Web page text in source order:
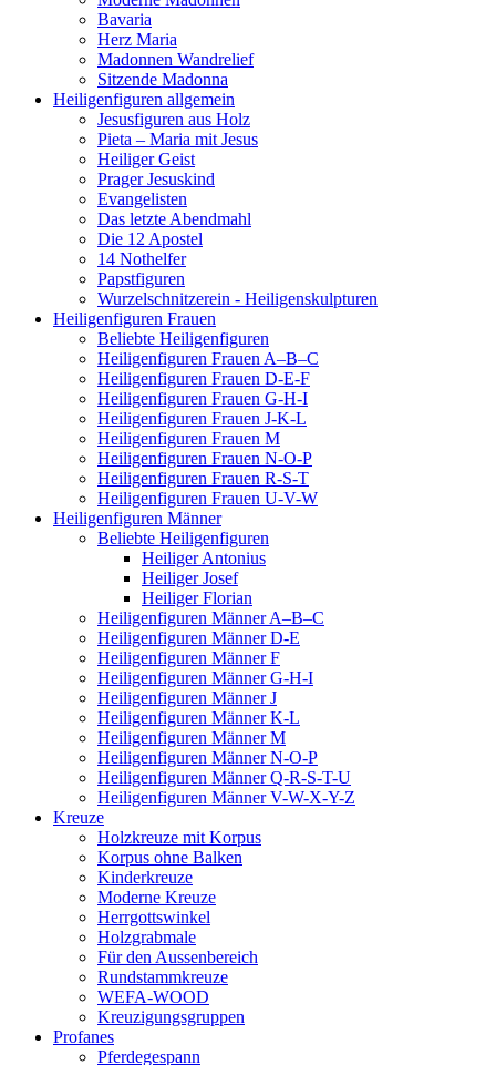
Bavaria
Herz Maria
Madonnen Wandrelief
Sitzende Madonna
Heiligenfiguren allgemein
Jesusfiguren aus Holz
Pieta – Maria mit Jesus
Heiliger Geist
Prager Jesuskind
Evangelisten
Das letzte Abendmahl
Die 12 Apostel
14 Nothelfer
Papstfiguren
Wurzelschnitzerein - Heiligenskulpturen
Heiligenfiguren Frauen
Beliebte Heiligenfiguren
Heiligenfiguren Frauen A–B–C
Heiligenfiguren Frauen D-E-F
Heiligenfiguren Frauen G-H-I
Heiligenfiguren Frauen J-K-L
Heiligenfiguren Frauen M
Heiligenfiguren Frauen N-O-P
Heiligenfiguren Frauen R-S-T
Heiligenfiguren Frauen U-V-W
Heiligenfiguren Männer
Beliebte Heiligenfiguren
Heiliger Antonius
Heiliger Josef
Heiliger Florian
Heiligenfiguren Männer A–B–C
Heiligenfiguren Männer D-E
Heiligenfiguren Männer F
Heiligenfiguren Männer G-H-I
Heiligenfiguren Männer J
Heiligenfiguren Männer K-L
Heiligenfiguren Männer M
Heiligenfiguren Männer N-O-P
Heiligenfiguren Männer Q-R-S-T-U
Heiligenfiguren Männer V-W-X-Y-Z
Kreuze
Holzkreuze mit Korpus
Korpus ohne Balken
Kinderkreuze
Moderne Kreuze
Herrgottswinkel
Holzgrabmale
Für den Aussenbereich
Rundstammkreuze
WEFA-WOOD
Kreuzigungsgruppen
Profanes
Pferdegespann